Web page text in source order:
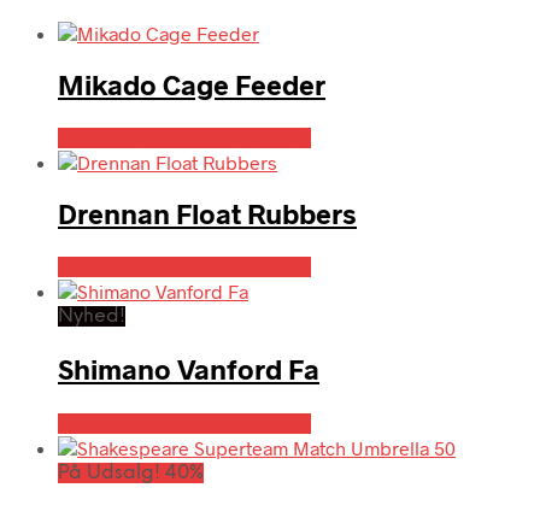
Mikado Cage Feeder
Drennan Float Rubbers
Nyhed!
Shimano Vanford Fa
På Udsalg! 40%